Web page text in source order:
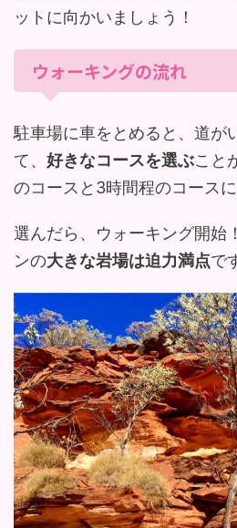
ットに向かいましょう！
ウォーキングの流れ
駐車場に車をとめると、道が
て、 好きなコースを選ぶこと
のコースと3時間程のコースに
選んだら、ウォーキング開始
ンの大きな岩場は迫力満点で